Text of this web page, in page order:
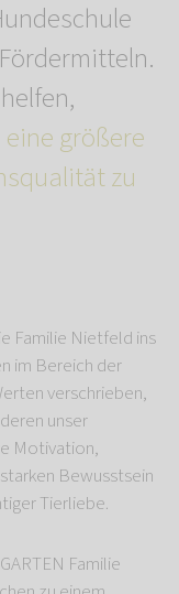
größere
zu
Familie Nietfeld ins
im Bereich der
verschrieben,
unser
Motivation,
Bewusstsein
Tierliebe.
Familie